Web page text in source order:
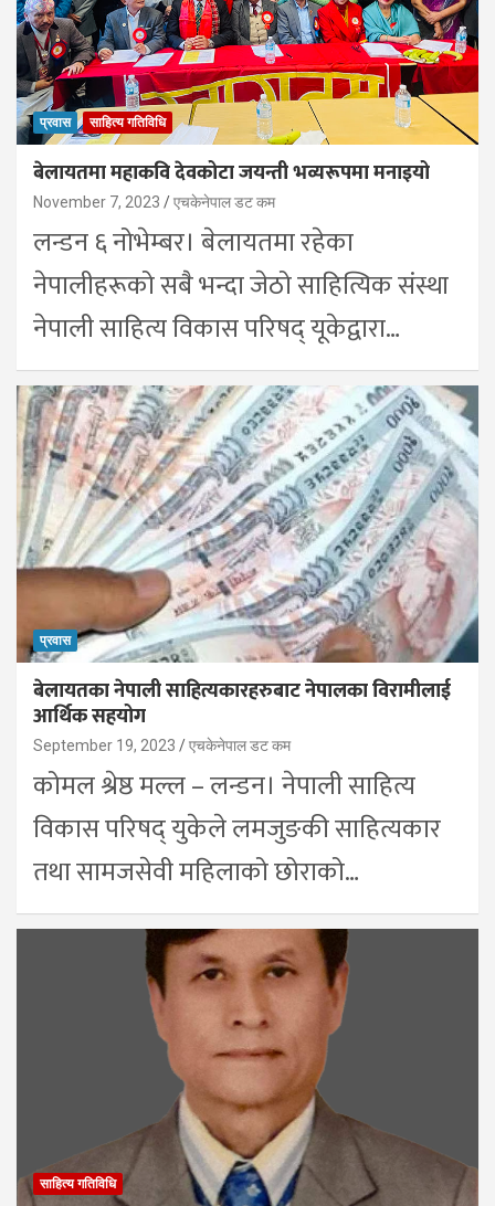
प्रवास साहित्य गतिविधि
बेलायतमा महाकवि देवकोटा जयन्ती भव्यरूपमा मनाइयो
November 7, 2023 एचकेनेपाल डट कम
लन्डन ६ नोभेम्बर। बेलायतमा रहेका
नेपालीहरूको सबै भन्दा जेठो साहित्यिक संस्था
नेपाली साहित्य विकास परिषद् यूकेद्वारा…
प्रवास
बेलायतका नेपाली साहित्यकारहरुबाट नेपालका विरामीलाई
आर्थिक सहयोग
September 19, 2023 एचकेनेपाल डट कम
कोमल श्रेष्ठ मल्ल – लन्डन। नेपाली साहित्य
विकास परिषद् युकेले लमजुङकी साहित्यकार
तथा सामजसेवी महिलाको छोराको…
साहित्य गतिविधि